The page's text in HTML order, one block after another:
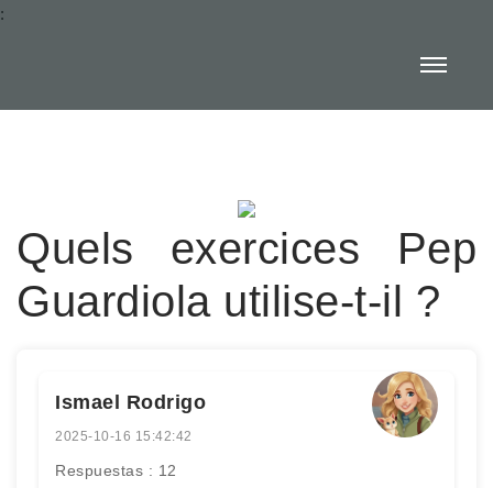
:
Quels exercices Pep
Guardiola utilise-t-il ?
Ismael Rodrigo
2025-10-16 15:42:42
Respuestas : 12